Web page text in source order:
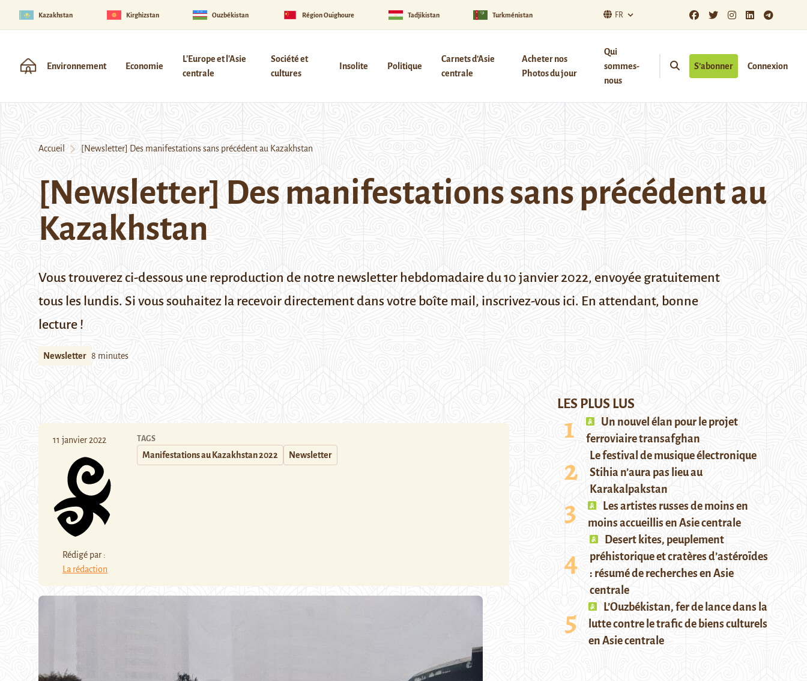
Kazakhstan Kirghizstan Ouzbékistan Région Ouïghoure Tadjikistan Turkménistan FR
Environnement Economie
L'Europe et l'Asie
centrale
Société et
cultures
Insolite Politique
Carnets d’Asie
centrale
Acheter nos
Photos du jour
Qui
sommes-
nous
S’abonner Connexion
Accueil [Newsletter] Des manifestations sans précédent au Kazakhstan
[Newsletter] Des manifestations sans précédent au
Kazakhstan
Vous trouverez ci-dessous une reproduction de notre newsletter hebdomadaire du 10 janvier 2022, envoyée gratuitement
tous les lundis. Si vous souhaitez la recevoir directement dans votre boîte mail, inscrivez-vous ici. En attendant, bonne
lecture !
Newsletter 8 minutes
11 janvier 2022
Rédigé par :
La rédaction
TAGS
Manifestations au Kazakhstan 2022 Newsletter
LES PLUS LUS
Un nouvel élan pour le projet
ferroviaire transafghan
Le festival de musique électronique
Stihia n’aura pas lieu au
Karakalpakstan
Les artistes russes de moins en
moins accueillis en Asie centrale
Desert kites, peuplement
préhistorique et cratères d’astéroïdes
: résumé de recherches en Asie
centrale
L’Ouzbékistan, fer de lance dans la
lutte contre le trafic de biens culturels
en Asie centrale